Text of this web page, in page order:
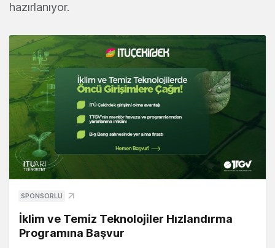
hazırlanıyor.
SPONSORLU
İklim ve Temiz Teknolojiler Hızlandırma
Programına Başvur